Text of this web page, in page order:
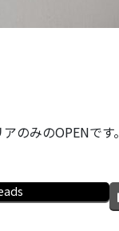
のみのOPENです。